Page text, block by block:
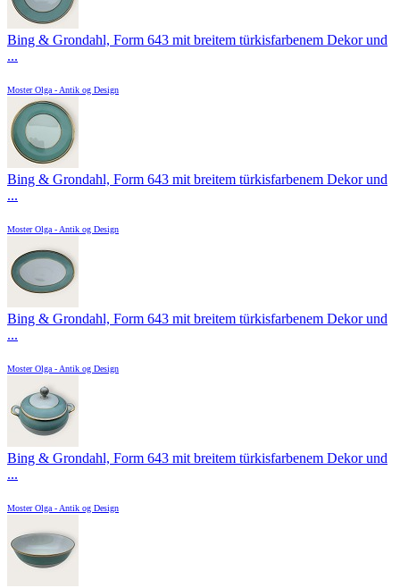
Bing & Grondahl, Form 643 mit breitem türkisfarbenem Dekor und
...
Moster Olga - Antik og Design
Bing & Grondahl, Form 643 mit breitem türkisfarbenem Dekor und
...
Moster Olga - Antik og Design
Bing & Grondahl, Form 643 mit breitem türkisfarbenem Dekor und
...
Moster Olga - Antik og Design
Bing & Grondahl, Form 643 mit breitem türkisfarbenem Dekor und
...
Moster Olga - Antik og Design